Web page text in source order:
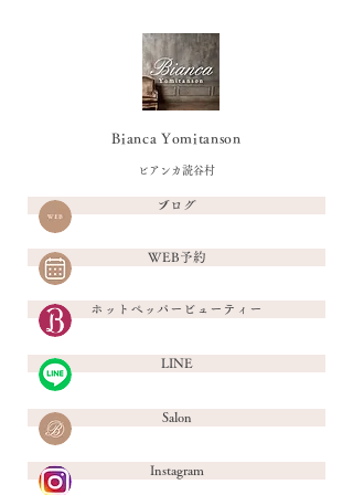
Bianca Yomitanson
ビアンカ読谷村
ブログ
WEB予約
ホットペッパービューティー
LINE
Salon
Instagram